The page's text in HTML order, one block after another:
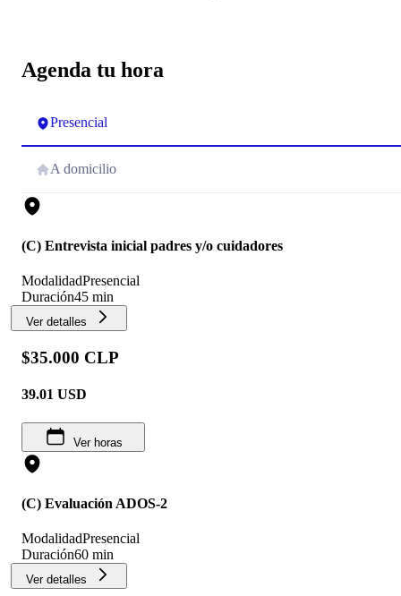
Agenda tu hora
Presencial
A domicilio
(C) Entrevista inicial padres y/o cuidadores
ModalidadPresencial
Duración45 min
Ver detalles
$35.000 CLP
39.01 USD
Ver horas
(C) Evaluación ADOS-2
ModalidadPresencial
Duración60 min
Ver detalles